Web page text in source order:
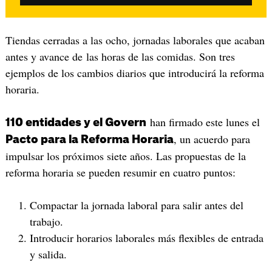
Tiendas cerradas a las ocho, jornadas laborales que acaban
antes y avance de las horas de las comidas. Son tres
ejemplos de los cambios diarios que introducirá la reforma
horaria.
110 entidades y el Govern han firmado este lunes el
Pacto para la Reforma Horaria, un acuerdo para
impulsar los próximos siete años. Las propuestas de la
reforma horaria se pueden resumir en cuatro puntos:
Compactar la jornada laboral para salir antes del
trabajo.
Introducir horarios laborales más flexibles de entrada
y salida.